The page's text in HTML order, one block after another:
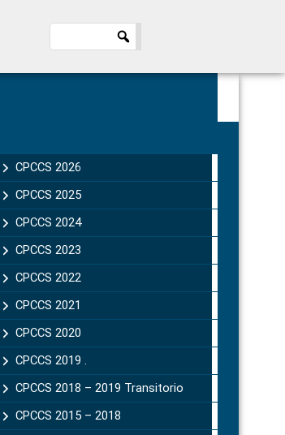
Sidebar
CPCCS 2026
CPCCS 2025
CPCCS 2024
CPCCS 2023
CPCCS 2022
CPCCS 2021
CPCCS 2020
CPCCS 2019 .
CPCCS 2018 – 2019 Transitorio
CPCCS 2015 – 2018